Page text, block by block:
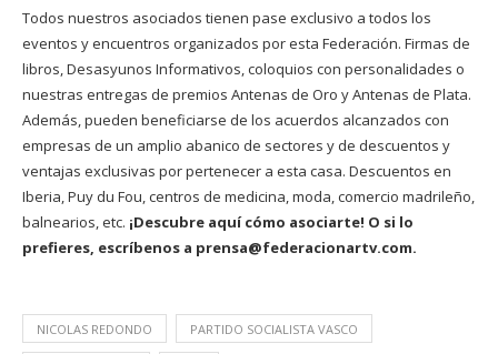
Todos nuestros asociados tienen pase exclusivo a todos los
eventos y encuentros organizados por esta Federación. Firmas de
libros, Desasyunos Informativos, coloquios con personalidades o
nuestras entregas de premios Antenas de Oro y Antenas de Plata.
Además, pueden beneficiarse de los acuerdos alcanzados con
empresas de un amplio abanico de sectores y de descuentos y
ventajas exclusivas por pertenecer a esta casa. Descuentos en
Iberia, Puy du Fou, centros de medicina, moda, comercio madrileño,
balnearios, etc. ¡Descubre aquí cómo asociarte! O si lo
prefieres, escríbenos a prensa@federacionartv.com.
NICOLAS REDONDO PARTIDO SOCIALISTA VASCO